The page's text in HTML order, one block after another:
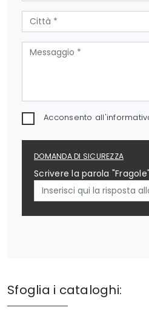
Acconsento
DOMANDA DI SICUREZZA
Scrivere la parola
Sfoglia i cataloghi: